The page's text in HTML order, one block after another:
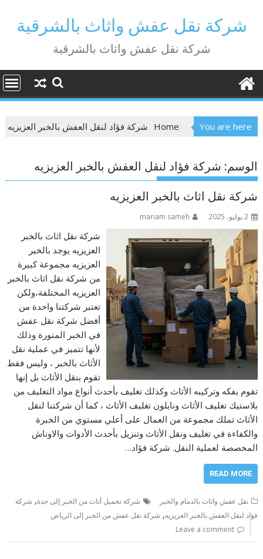
contentشركة نقل عفش واثاث بالشرقية
شركة نقل عفش واثاث بالشرقية
You are here
Home شركة فؤاد لنقل العفش بالخبر العزيزيه
الوسم: شركة فؤاد لنقل العفش بالخبر العزيزيه
شركة نقل اثاث بالخبر العزيزيه
2 يوليو، 2025 mariam sameh
شركة نقل اثاث بالخبر
العزيزيه يوجد بالخبر
العزيزيه مجموعة كبيرة
من شركة نقل اثاث بالخبر
العزيزيه المختلفة،ولكن
تعتبر شركتنا واحدة من
أفضل شركة نقل عفش
في الخبر المنورة وذلك
لأنها تتميز في عملية نقل
الأثاث بالخبر ، وليس فقط
تقوم بنقل الأثاث بل إنها
تقوم بفكه وتركيبه الأثاث وكذلك تغليف بأحدث أنواع مواد التغليف من
بلاستيك تغليف الأثاث ونايلون تغليف الأثاث ، كما أن شركتنا لنقل
الأثاث تملك مجموعة من العمال على أعلي مستوي من الخبرة
والكفاءة في تغليف ونقل الأثاث وتنزيل بأحدث الأدوات والاوناش
المخصصة لعملية النقل. شركة فؤاد…
READ MORE
نقل عفش واثاث بالدمام والخبر شركة تحميل أثاث من الخبر إلى جدة, شركة
فؤاد لنقل العفش بالخبر العزيزيه, شركة نقل عفش من الخبر إلى الرياض
Leave a comment